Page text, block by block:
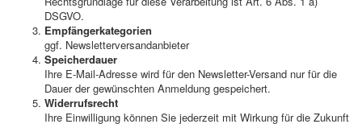
DSGVO.
Empfängerkategorien
ggf. Newsletterversandanbieter
Speicherdauer
Ihre E-Mail-Adresse wird für den Newsletter-Versand nur für die
Dauer der gewünschten Anmeldung gespeichert.
Widerrufsrecht
Ihre Einwilligung können Sie jederzeit mit Wirkung für die Zukunft